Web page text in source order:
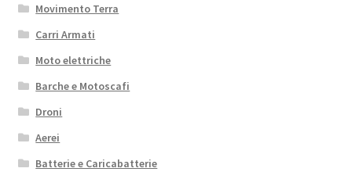
Movimento Terra
Carri Armati
Moto elettriche
Barche e Motoscafi
Droni
Aerei
Batterie e Caricabatterie